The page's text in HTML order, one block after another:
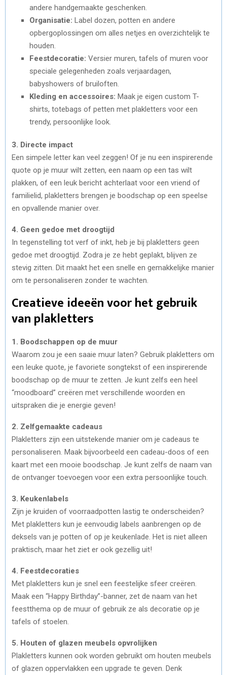
andere handgemaakte geschenken.
Organisatie: Label dozen, potten en andere
opbergoplossingen om alles netjes en overzichtelijk te
houden.
Feestdecoratie: Versier muren, tafels of muren voor
speciale gelegenheden zoals verjaardagen,
babyshowers of bruiloften.
Kleding en accessoires: Maak je eigen custom T-
shirts, totebags of petten met plakletters voor een
trendy, persoonlijke look.
3. Directe impact
Een simpele letter kan veel zeggen! Of je nu een inspirerende
quote op je muur wilt zetten, een naam op een tas wilt
plakken, of een leuk bericht achterlaat voor een vriend of
familielid, plakletters brengen je boodschap op een speelse
en opvallende manier over.
4. Geen gedoe met droogtijd
In tegenstelling tot verf of inkt, heb je bij plakletters geen
gedoe met droogtijd. Zodra je ze hebt geplakt, blijven ze
stevig zitten. Dit maakt het een snelle en gemakkelijke manier
om te personaliseren zonder te wachten.
Creatieve ideeën voor het gebruik
van plakletters
1. Boodschappen op de muur
Waarom zou je een saaie muur laten? Gebruik plakletters om
een leuke quote, je favoriete songtekst of een inspirerende
boodschap op de muur te zetten. Je kunt zelfs een heel
“moodboard” creëren met verschillende woorden en
uitspraken die je energie geven!
2. Zelfgemaakte cadeaus
Plakletters zijn een uitstekende manier om je cadeaus te
personaliseren. Maak bijvoorbeeld een cadeau-doos of een
kaart met een mooie boodschap. Je kunt zelfs de naam van
de ontvanger toevoegen voor een extra persoonlijke touch.
3. Keukenlabels
Zijn je kruiden of voorraadpotten lastig te onderscheiden?
Met plakletters kun je eenvoudig labels aanbrengen op de
deksels van je potten of op je keukenlade. Het is niet alleen
praktisch, maar het ziet er ook gezellig uit!
4. Feestdecoraties
Met plakletters kun je snel een feestelijke sfeer creëren.
Maak een “Happy Birthday”-banner, zet de naam van het
feestthema op de muur of gebruik ze als decoratie op je
tafels of stoelen.
5. Houten of glazen meubels opvrolijken
Plakletters kunnen ook worden gebruikt om houten meubels
of glazen oppervlakken een upgrade te geven. Denk